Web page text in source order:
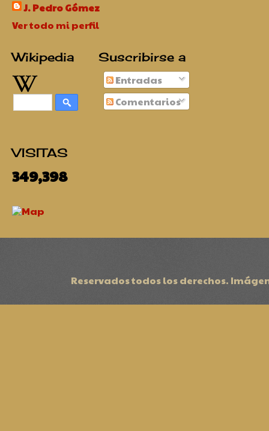
J. Pedro Gómez
Ver todo mi perfil
Wikipedia Suscribirse a
Entradas
Comentarios
VISITAS
349,398
Reservados todos los derechos.